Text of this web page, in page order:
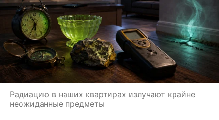
Радиацию в наших квартирах излучают крайне
неожиданные предметы